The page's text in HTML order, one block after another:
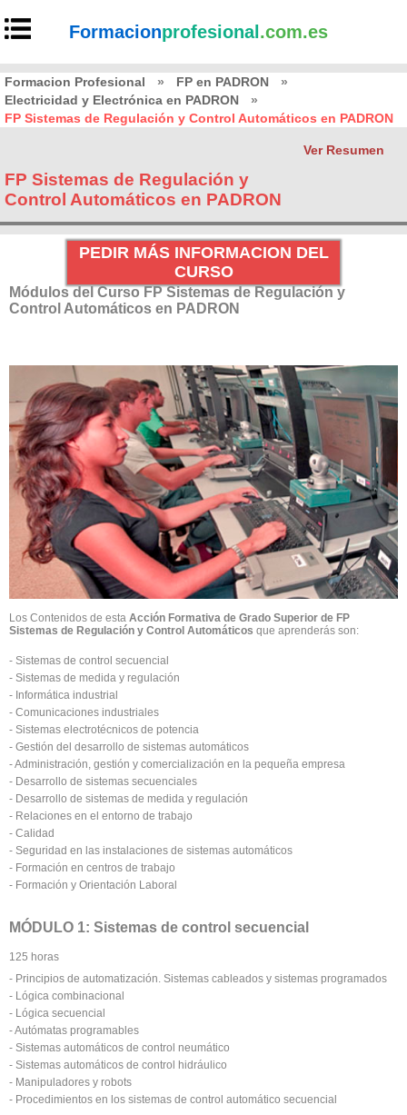
Formacionprofesional .com.es
Formacion Profesional » FP en PADRON
»
Electricidad y Electrónica en PADRON
»
FP Sistemas de Regulación y Control Automáticos en PADRON
Ver Resumen
FP Sistemas de Regulación y
Control Automáticos en PADRON
PEDIR MÁS INFORMACION DEL
CURSO
Módulos del Curso FP Sistemas de Regulación y
Control Automáticos en PADRON
Los Contenidos de esta Acción Formativa de Grado Superior de FP
Sistemas de Regulación y Control Automáticos que aprenderás son:
- Sistemas de control secuencial
- Sistemas de medida y regulación
- Informática industrial
- Comunicaciones industriales
- Sistemas electrotécnicos de potencia
- Gestión del desarrollo de sistemas automáticos
- Administración, gestión y comercialización en la pequeña empresa
- Desarrollo de sistemas secuenciales
- Desarrollo de sistemas de medida y regulación
- Relaciones en el entorno de trabajo
- Calidad
- Seguridad en las instalaciones de sistemas automáticos
- Formación en centros de trabajo
- Formación y Orientación Laboral
MÓDULO 1: Sistemas de control secuencial
125 horas
- Principios de automatización. Sistemas cableados y sistemas programados
- Lógica combinacional
- Lógica secuencial
- Autómatas programables
- Sistemas automáticos de control neumático
- Sistemas automáticos de control hidráulico
- Manipuladores y robots
- Procedimientos en los sistemas de control automático secuencial